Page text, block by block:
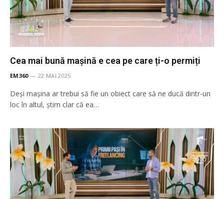
Cea mai bună mașină e cea pe care ți-o permiți
EM360 22 MAI 2025
Deși mașina ar trebui să fie un obiect care să ne ducă dintr-un
loc în altul, știm clar că ea…